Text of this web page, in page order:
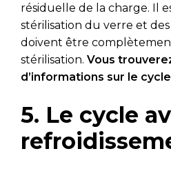
résiduelle de la charge. Il
stérilisation du verre et
doivent être
stérilisation. Vous
d’informations sur le
5. Le cycle